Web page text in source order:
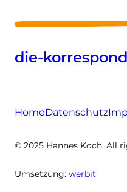
die-
HomeDatenschutz
© 2025 Hannes Koch. All
Umsetzung: werbit